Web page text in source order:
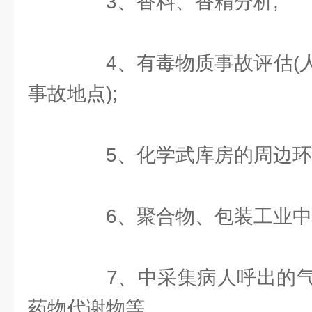
4、有毒物质事故评估(
事故地点);
5、化学武库房的周边环
6、聚合物、包装工业中
7、中采集病人呼出的气